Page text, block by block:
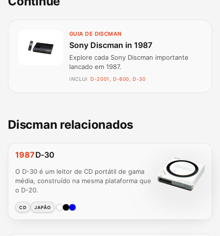
GUIA DE DISCMAN
Sony Discman in 1987
Explore cada Sony Discman importante
lancado em 1987.
INCLUI D-2001, D-600, D-30
Discman relacionados
1987D-30
O D-30 é um leitor de CD portátil de gama
média, construído na mesma plataforma que
o D-20.
CD JAPÃO